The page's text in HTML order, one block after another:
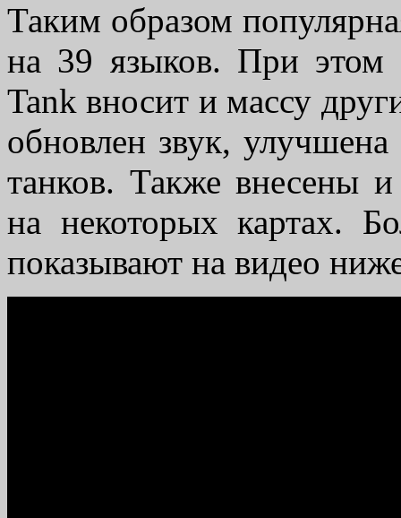
Таким образом
на 39 языков. При этом
Tank вносит и массу
обновлен звук,
танков. Также внесены
на некоторых картах.
показывают на видео